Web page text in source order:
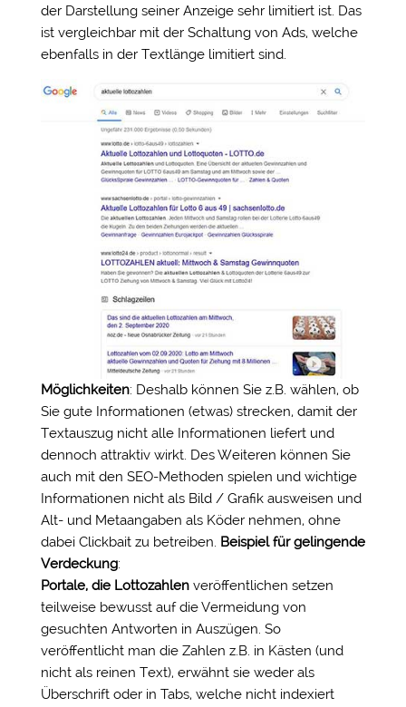
der Darstellung seiner Anzeige sehr limitiert ist. Das
ist vergleichbar mit der Schaltung von Ads, welche
ebenfalls in der Textlänge limitiert sind.
Möglichkeiten: Deshalb können Sie z.B. wählen, ob
Sie gute Informationen (etwas) strecken, damit der
Textauszug nicht alle Informationen liefert und
dennoch attraktiv wirkt. Des Weiteren können Sie
auch mit den SEO-Methoden spielen und wichtige
Informationen nicht als Bild / Grafik ausweisen und
Alt- und Metaangaben als Köder nehmen, ohne
dabei Clickbait zu betreiben. Beispiel für gelingende
Verdeckung:
Portale, die Lottozahlenveröffentlichen setzen
teilweise bewusst auf die Vermeidung von
gesuchten Antworten in Auszügen. So
veröffentlicht man die Zahlen z.B. in Kästen (und
nicht als reinen Text), erwähnt sie weder als
Überschrift oder in Tabs, welche nicht indexiert